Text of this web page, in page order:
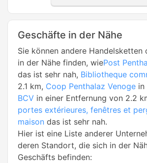
Geschäfte in der Nähe
Sie können andere Handelsketten
in der Nähe finden, wiePost
das ist sehr nah, Bibliotheque
2.1 km, Coop Penthalaz Venoge in
BCV in einer Entfernung von 2.2
portes extérieures, fenêtres et
maison das ist sehr nah.
Hier ist eine Liste anderer
deren Standort, die sich in der
Geschäfts befinden: